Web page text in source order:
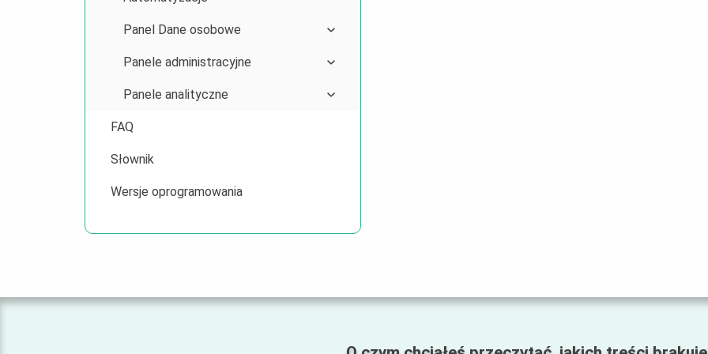
Panel Dane osobowe
Panele administracyjne
Panele analityczne
FAQ
Słownik
Wersje oprogramowania